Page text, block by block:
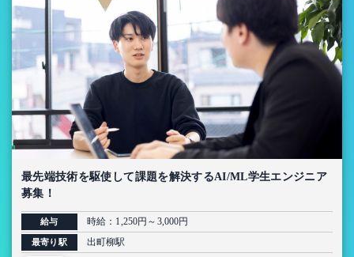
最先端技術を駆使して課題を解決するAI/ML学生エンジニア
募集！
給与 時給：1,250円～3,000円
最寄り駅 出町柳駅